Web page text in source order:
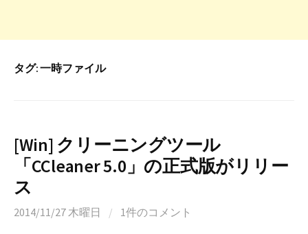
タグ:一時ファイル
[Win] クリーニングツール
「CCleaner 5.0」の正式版がリリー
ス
2014/11/27 木曜日 / 1件のコメント